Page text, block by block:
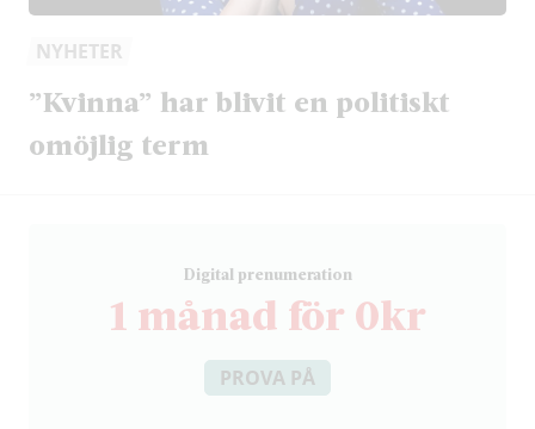
NYHETER
”Kvinna” har blivit en politiskt
omöjlig term
Digital prenumeration
1 månad för 0kr
PROVA PÅ